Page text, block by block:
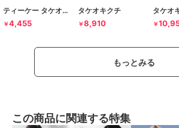
ティーケー タケオキクチ
￥4,455
タケオキクチ
￥8,910
タケオ
￥
もっとみる
この商品に関連する特集